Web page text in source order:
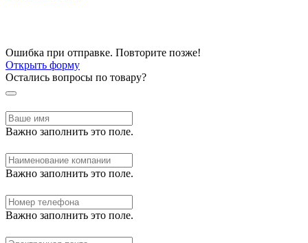
Ошибка при отправке. Повторите позже!
Открыть форму
Остались вопросы по товару?
Важно заполнить это поле.
Важно заполнить это поле.
Важно заполнить это поле.